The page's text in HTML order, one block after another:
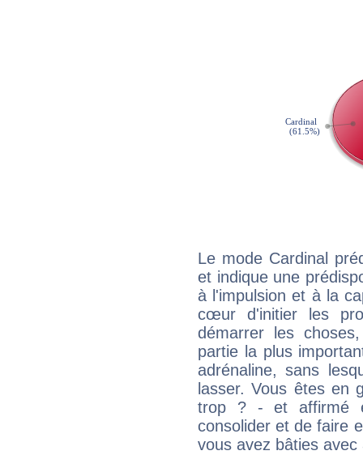
Le mode Cardinal
et indique une
à l'impulsion et à la
cœur d'initier les
démarrer les
partie la plus
adrénaline, sans
lasser. Vous êtes en
trop ? - et affirmé
consolider et de faire
vous avez bâties avec